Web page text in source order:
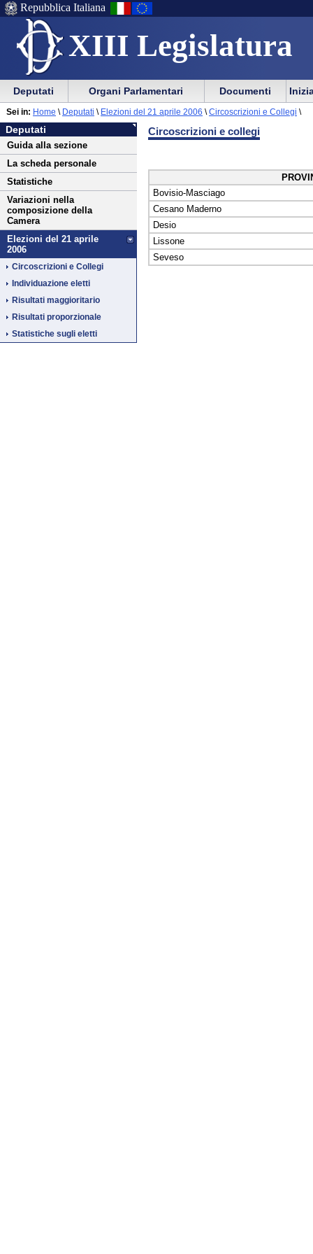
XIII Legislatura
Menu
di
ausilio
alla
navigazione
Vai
Menu
di
navigazione
principale
Repubblica Italiana
Menu
di
navigazione
principale
Vai
menu
di
sezione
Deputati Organi Parlamentari Documenti
Deputati
Vai
al
contenuto
Deputati
Guida alla sezione
La scheda personale
Statistiche
Variazioni nella
composizione della
Camera
Elezioni del 21 aprile
2006
Circoscrizioni e Collegi
Individuazione eletti
Risultati maggioritario
Risultati proporzionale
Statistiche sugli eletti
Sei in: Home \ Deputati \ Elezioni del 21 aprile 2006 \ Circoscrizioni e Collegi \
Circoscrizioni e collegi
Bovisio-Masciago
Cesano Maderno
Desio
Lissone
Seveso